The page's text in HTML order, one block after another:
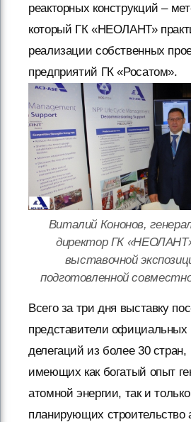
реакторных конструкций –
который ГК «НЕОЛАНТ»
реализации собственных
предприятий ГК «Росатом».
Виталий Кононов,
директор ГК
выставочной
подготовленной
Всего за три дня выставку
представители официальных
делегаций из более 30 стран,
имеющих как богатый опыт
атомной энергии, так и только
планирующих строительство